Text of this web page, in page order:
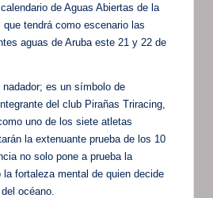
de Aguas Abiertas de la
que tendrá como escenario las
aguas de Aruba este 21 y 22 de
es un símbolo de
del club Pirañas Triracing,
uno de los siete atletas
la extenuante prueba de los 10
no solo pone a prueba la
fortaleza mental de quien decide
océano.